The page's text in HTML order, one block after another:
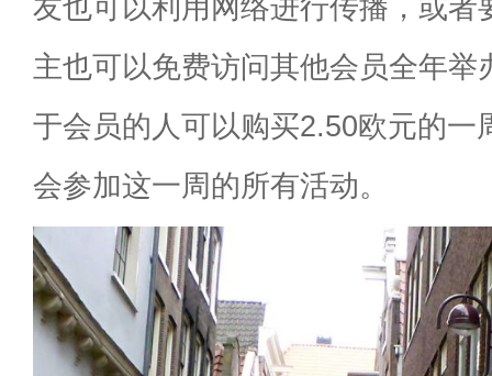
友也可以利用网络进行传播，或者
主也可以免费访问其他会员全年举
于会员的人可以购买2.50欧元的一
会参加这一周的所有活动。